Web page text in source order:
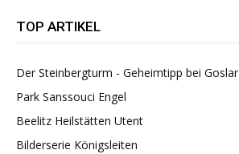
TOP ARTIKEL
Der Steinbergturm - Geheimtipp bei Goslar
Park Sanssouci Engel
Beelitz Heilstätten Utent
Bilderserie Königsleiten